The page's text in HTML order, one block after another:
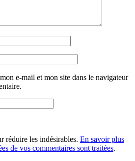
e-mail et mon site dans le navigateur
réduire les indésirables. En savoir plus
de vos commentaires sont traitées.